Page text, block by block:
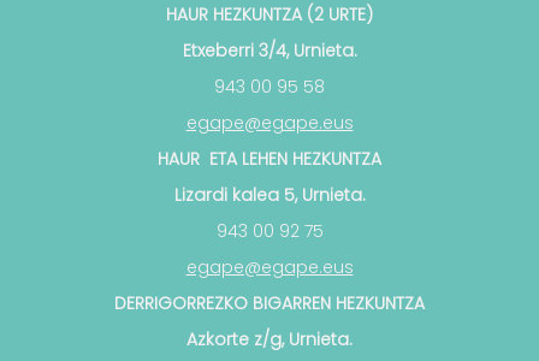
HAUR HEZKUNTZA (2 URTE)
Etxeberri 3/4, Urnieta.
943 00 95 58
egape@egape.eus
HAUR ETA LEHEN HEZKUNTZA
Lizardi kalea 5, Urnieta.
943 00 92 75
egape@egape.eus
DERRIGORREZKO BIGARREN HEZKUNTZA
Azkorte z/g, Urnieta.